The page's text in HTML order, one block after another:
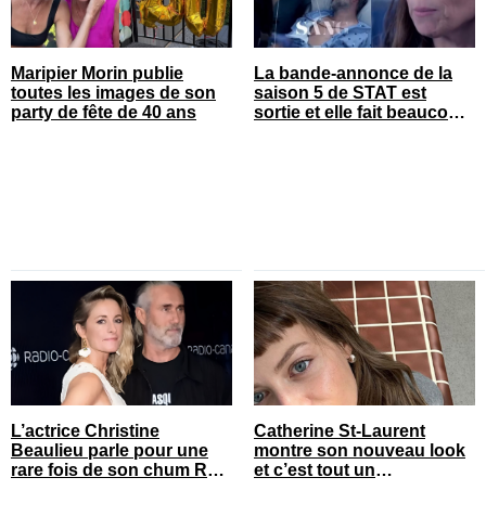
Maripier Morin publie
toutes les images de son
party de fête de 40 ans
La bande-annonce de la
saison 5 de STAT est
sortie et elle fait beaucoup
L’actrice Christine
Beaulieu parle pour une
rare fois de son chum Roy
Catherine St-Laurent
montre son nouveau look
et c’est tout un